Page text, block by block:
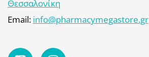
Θεσσαλονίκη
Email: info@pharmacymegastore.gr